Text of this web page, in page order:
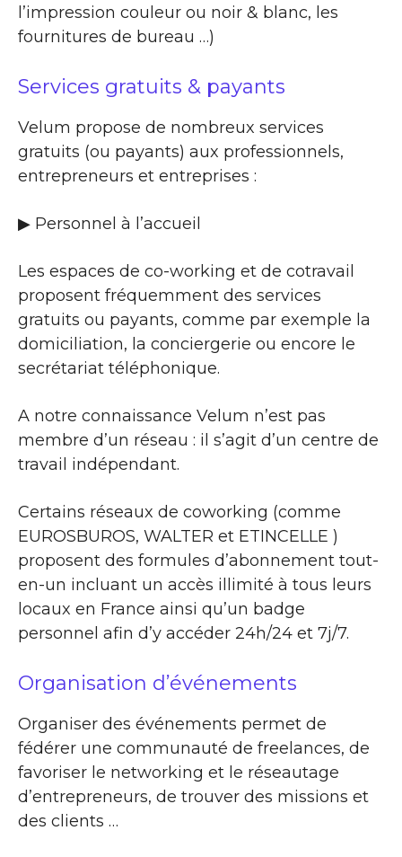
l’impression couleur ou noir & blanc, les
fournitures de bureau …)
Services gratuits & payants
Velum propose de nombreux services
gratuits (ou payants) aux professionnels,
entrepreneurs et entreprises :
▶​ Personnel à l’accueil
Les espaces de co-working et de cotravail
proposent fréquemment des services
gratuits ou payants, comme par exemple la
domiciliation, la conciergerie ou encore le
secrétariat téléphonique.
A notre connaissance Velum n’est pas
membre d’un réseau : il s’agit d’un centre de
travail indépendant.
Certains réseaux de coworking (comme
EUROSBUROS, WALTER et ETINCELLE )
proposent des formules d’abonnement tout-
en-un incluant un accès illimité à tous leurs
locaux en France ainsi qu’un badge
personnel afin d’y accéder 24h/24 et 7j/7.
Organisation d’événements
Organiser des événements permet de
fédérer une communauté de freelances, de
favoriser le networking et le réseautage
d’entrepreneurs, de trouver des missions et
des clients …